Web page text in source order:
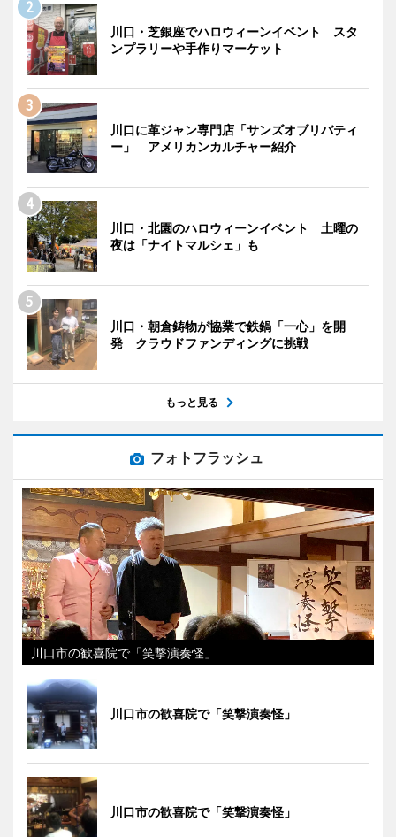
川口・芝銀座でハロウィーンイベント スタ
ンプラリーや手作りマーケット
川口に革ジャン専門店「サンズオブリバティ
ー」 アメリカンカルチャー紹介
川口・北園のハロウィーンイベント 土曜の
夜は「ナイトマルシェ」も
川口・朝倉鋳物が協業で鉄鍋「一心」を開
発 クラウドファンディングに挑戦
もっと見る
フォトフラッシュ
川口市の歓喜院で「笑撃演奏怪」
川口市の歓喜院で「笑撃演奏怪」
川口市の歓喜院で「笑撃演奏怪」